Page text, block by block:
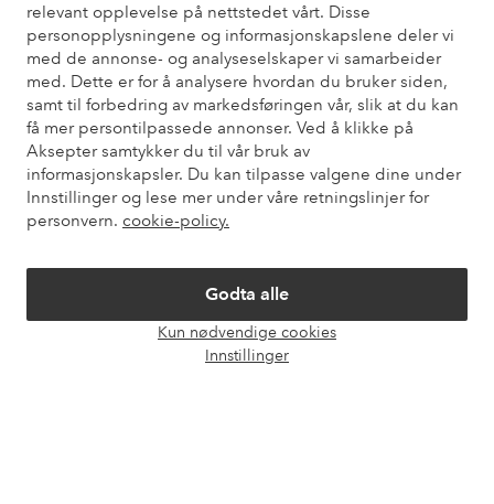
relevant opplevelse på nettstedet vårt. Disse
personopplysningene og informasjonskapslene deler vi
med de annonse- og analyseselskaper vi samarbeider
med. Dette er for å analysere hvordan du bruker siden,
samt til forbedring av markedsføringen vår, slik at du kan
få mer persontilpassede annonser. Ved å klikke på
Aksepter samtykker du til vår bruk av
informasjonskapsler. Du kan tilpasse valgene dine under
Innstillinger og lese mer under våre retningslinjer for
personvern. cookie-policy.
Godta alle
Kun nødvendige cookies
Innstillinger
Du finner svar på de vanligste spørsmålene i vår FAQ. Du finner
også informasjon om hvordan du kan kontakte oss.
Kundeservice Bestilling Betalingsmåte
Mine sider